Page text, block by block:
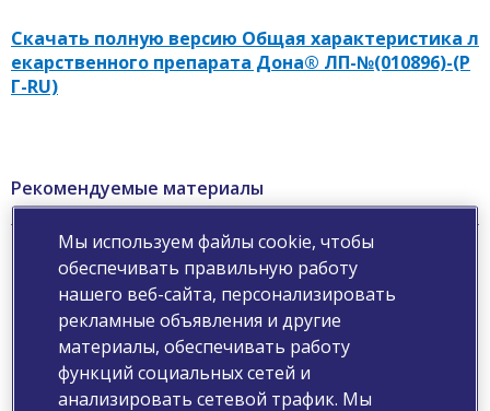
Скачать полную версию Общая характеристика л
екарственного препарата Дона® ЛП-№(010896)-(Р
Г-RU)
Рекомендуемые материалы
Общая характеристика лекарственного препарата
Ознакомьтесь подробнее
с инструкцией по
применению
Читать
Мы используем файлы cookie, чтобы
обеспечивать правильную работу
нашего веб-сайта, персонализировать
рекламные объявления и другие
материалы, обеспечивать работу
функций социальных сетей и
анализировать сетевой трафик. Мы